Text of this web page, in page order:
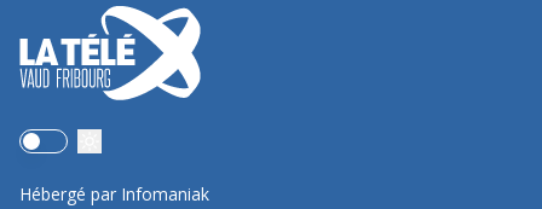
Use setting
Hébergé par Infomaniak